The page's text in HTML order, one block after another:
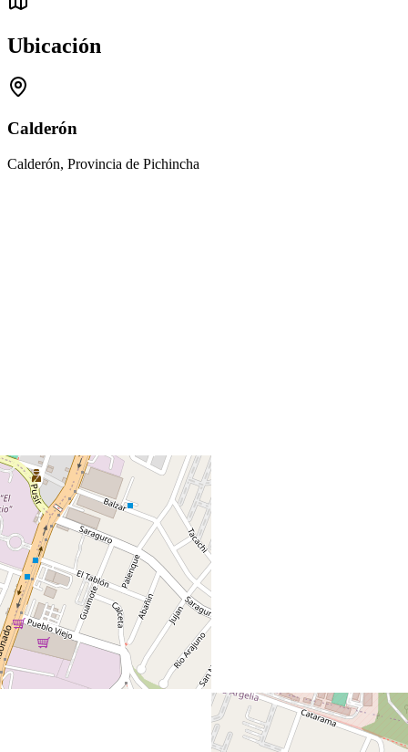
Ubicación
Calderón
Calderón, Provincia de Pichincha